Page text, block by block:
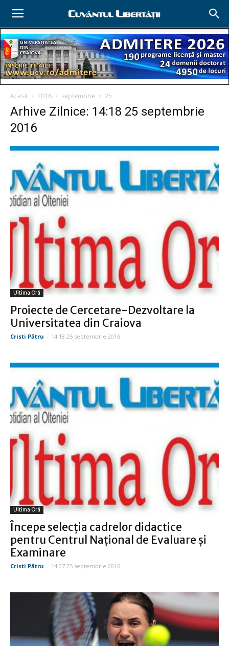
Acasă 2016 septembrie 25
Arhive Zilnice: 14:18 25 septembrie
2016
Ultima Oră
Proiecte de Cercetare-Dezvoltare la
Universitatea din Craiova
Cristi Pătru - 14:18 25 septembrie 2016
Ultima Oră
Începe selecţia cadrelor didactice
pentru Centrul Naţional de Evaluare şi
Examinare
Cristi Pătru - 14:07 25 septembrie 2016